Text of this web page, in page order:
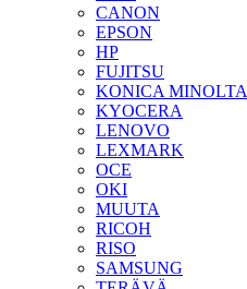
CANON
EPSON
HP
FUJITSU
KONICA MINOLTA
KYOCERA
LENOVO
LEXMARK
OCE
OKI
MUUTA
RICOH
RISO
SAMSUNG